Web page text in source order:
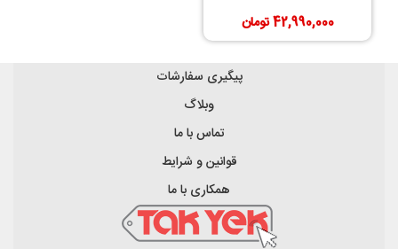
42,990,000تومان
پیگیری سفارشات
وبلاگ
تماس با ما
قوانین و شرایط
همکاری با ما